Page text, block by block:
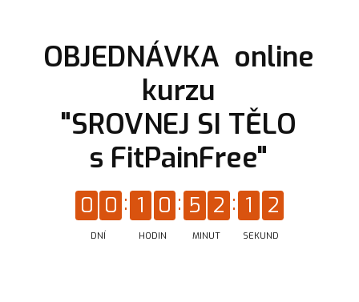
OBJEDNÁVKA online
kurzu
"SROVNEJ SI TĚLO
s FitPainFree"
0 0
DNÍ
1 0
HODIN
5 2
MINUT
1 1
SEKUND